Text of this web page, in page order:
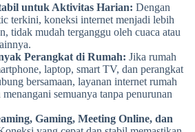
untuk Aktivitas Harian: Dengan
terkini, koneksi internet menjadi lebih
tidak mudah terganggu oleh cuaca atau
Perangkat di Rumah: Jika rumah
laptop, smart TV, dan perangkat
bersamaan, layanan internet rumah
semuanya tanpa penurunan
Gaming, Meeting Online, dan